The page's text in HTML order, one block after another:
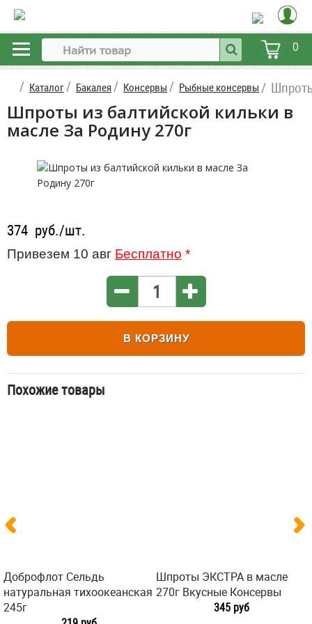
0
Каталог Бакалея Консервы Рыбные консервы
Шпроты из балтийской кильки в
масле За Родину 270г
374 руб./шт.
Привезем 10 авг Бесплатно *
В КОРЗИНУ
Похожие товары
Доброфлот Сельдь
натуральная тихоокеанская
245г
Шпроты ЭКСТРА в масле
270г Вкусные Консервы
345 руб